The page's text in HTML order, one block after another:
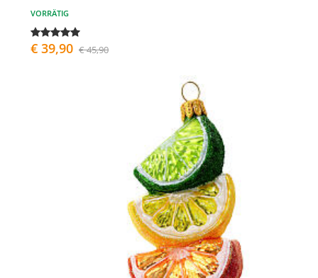
VORRÄTIG
€ 39,90 € 45,90